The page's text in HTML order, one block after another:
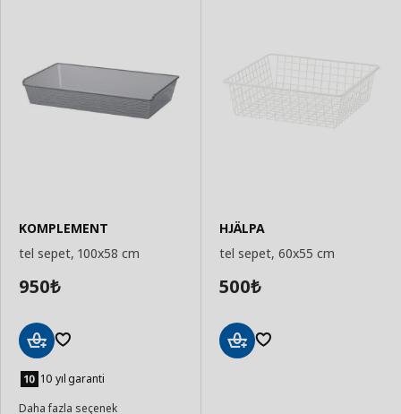
KOMPLEMENT
tel sepet, 100x58 cm
950₺
Ekle 10 yıl garanti
Daha fazla seçenek
HJÄLPA
tel sepet, 60x55 cm
500₺